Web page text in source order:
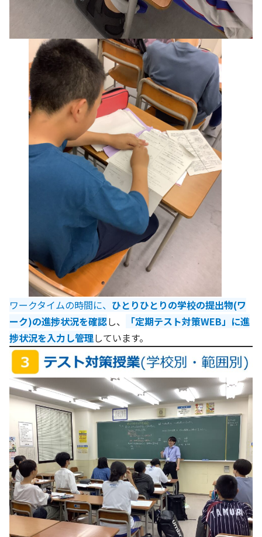
ワークタイムの時間に、 ひとりひとりの学校の提出物(ワ
ーク)の進捗状況を確認し、
「定期テスト対策WEB」に進
捗状況を入力し管理しています。